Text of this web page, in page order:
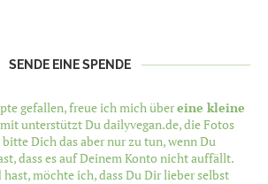
SENDE EINE SPENDE
gefallen, freue ich mich übereine kleine
unterstützt Du dailyvegan.de, die Fotos
Dich das aber nur zu tun, wenn Du
dass es auf Deinem Konto nicht auffällt.
hast, möchte ich, dass Du Dir lieber selbst